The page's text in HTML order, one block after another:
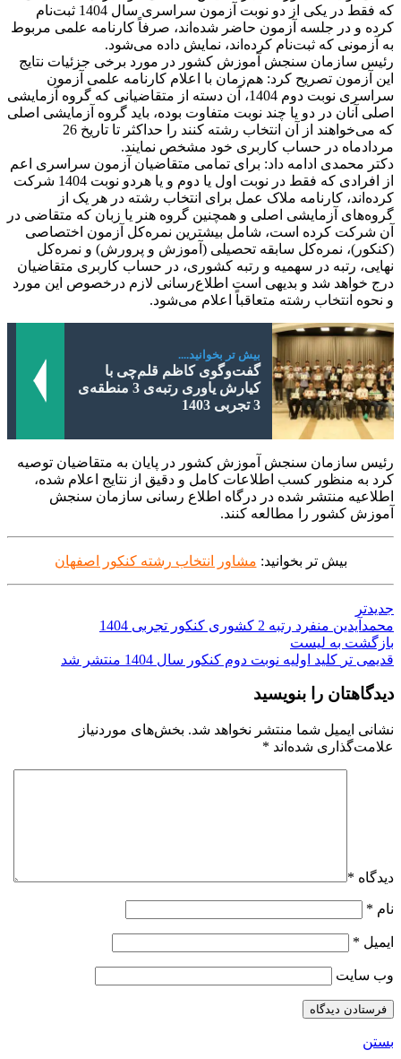
که فقط در یکی از دو نوبت آزمون سراسری سال 1404 ثبت‌نام
کرده و در جلسه آزمون حاضر شده‌اند، صرفاً کارنامه علمی مربوط
به آزمونی که ثبت‌نام کرده‌اند، نمایش داده می‌شود.
رئیس سازمان سنجش آموزش كشور در مورد برخی جزئیات نتایج
این آزمون تصریح کرد: هم‌زمان با اعلام کارنامه علمی آزمون
سراسری نوبت دوم 1404، آن دسته از متقاضیانی که گروه آزمایشی
اصلی آنان در دو یا چند نوبت متفاوت بوده، باید گروه آزمایشی اصلی
كه می‌خواهند از آن انتخاب رشته كنند را حداکثر تا تاریخ 26
مردادماه در حساب کاربری خود مشخص نمایند.
دکتر محمدی ادامه داد: برای تمامی متقاضیان آزمون سراسری اعم
از افرادی كه فقط در نوبت اول یا دوم و یا هردو نوبت 1404 شركت
كرده‌اند، كارنامه ملاک عمل برای انتخاب رشته در هر یک از
گروه‌های آزمایشی اصلی و همچنین گروه‌ هنر یا زبان که متقاضی در
آن شرکت کرده است، شامل بیشترین نمره‌كل آزمون اختصاصی
(کنکور)، نمره‌كل سابقه تحصیلی (آموزش و پرورش) و نمره‌كل
نهایی، رتبه در سهمیه و رتبه كشوری، در حساب کاربری متقاضیان
درج خواهد شد و بدیهی است اطلاع‌رسانی لازم درخصوص این مورد
و نحوه انتخاب رشته متعاقباً اعلام می‌شود.
بیش تر بخوانید....
گفت‌وگوی کاظم قلم‌چی با
کیارش یاوری رتبه‌ی 3 منطقه‌ی
3 تجربی 1403
رئیس سازمان سنجش آموزش كشور در پایان به متقاضیان توصیه
کرد به منظور کسب اطلاعات کامل و دقیق از نتایج اعلام شده،
اطلاعیه منتشر شده در درگاه اطلاع رسانی سازمان سنجش
آموزش كشور را مطالعه کنند.
بیش تر بخوانید: مشاور انتخاب رشته کنکور اصفهان
جدیدتر
محمدآیدین منفرد رتبه 2 کشوری کنکور تجربی 1404
بازگشت به لیست
قدیمی تر کلید اولیه نوبت دوم کنکور سال 1404 منتشر شد
دیدگاهتان را بنویسید
نشانی ایمیل شما منتشر نخواهد شد. بخش‌های موردنیاز
علامت‌گذاری شده‌اند *
دیدگاه *
نام *
ایمیل *
وب‌ سایت
بستن